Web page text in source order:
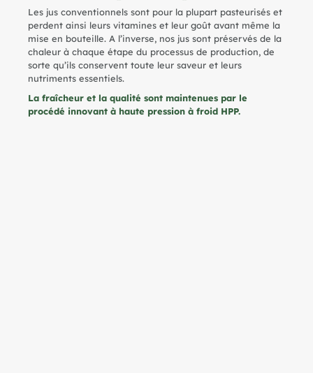
Les jus conventionnels sont pour la plupart pasteurisés et
perdent ainsi leurs vitamines et leur goût avant même la
mise en bouteille. A l’inverse, nos jus sont préservés de la
chaleur à chaque étape du processus de production, de
sorte qu’ils conservent toute leur saveur et leurs
nutriments essentiels.
La fraîcheur et la qualité sont maintenues par le
procédé innovant à haute pression à froid HPP.